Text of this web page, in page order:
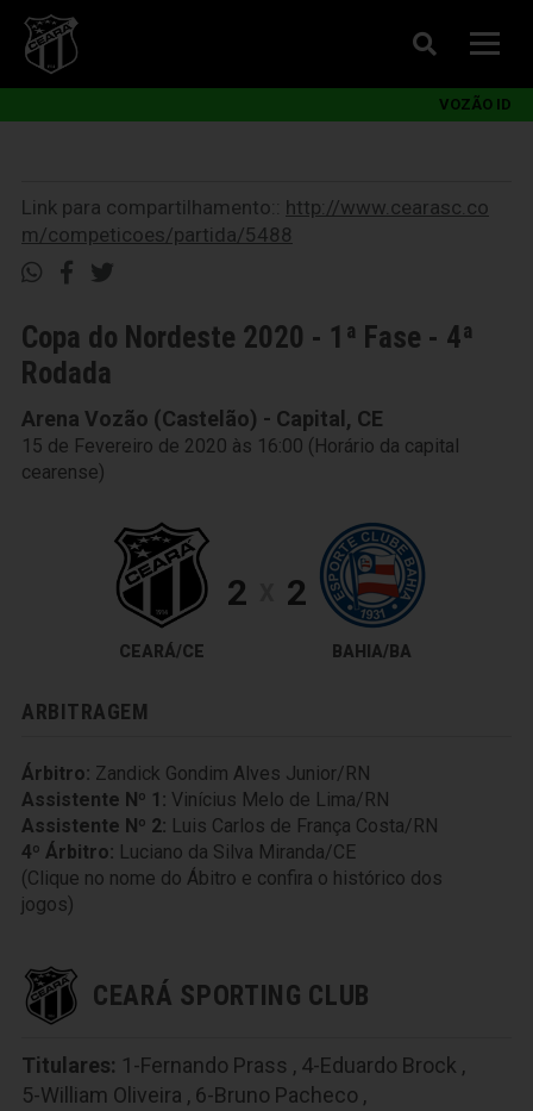
VOZÃO ID
Link para compartilhamento:: http://www.cearasc.co
m/competicoes/partida/5488
Copa do Nordeste 2020 - 1ª Fase - 4ª
Rodada
Arena Vozão (Castelão) - Capital, CE
15 de Fevereiro de 2020 às 16:00 (Horário da capital
cearense)
CEARÁ/CE
2 2
BAHIA/BA
ARBITRAGEM
Árbitro: Zandick Gondim Alves Junior/RN
Assistente Nº 1: Vinícius Melo de Lima/RN
Assistente Nº 2: Luis Carlos de França Costa/RN
4º Árbitro: Luciano da Silva Miranda/CE
(Clique no nome do Ábitro e confira o histórico dos
jogos)
CEARÁ SPORTING CLUB
Titulares: 1-Fernando Prass , 4-Eduardo Brock ,
5-William Oliveira , 6-Bruno Pacheco ,